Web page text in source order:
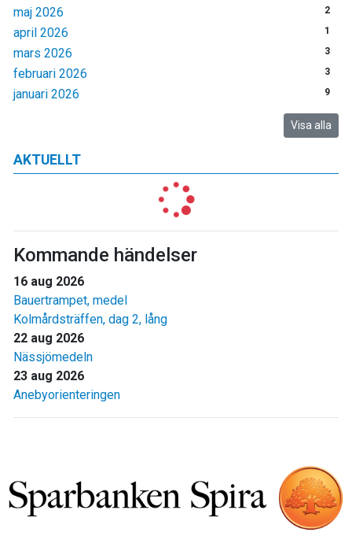
maj 2026 2
april 2026 1
mars 2026 3
februari 2026 3
januari 2026 9
Visa alla
AKTUELLT
Kommande händelser
16 aug 2026
Bauertrampet, medel
Kolmårdsträffen, dag 2, lång
22 aug 2026
Nässjömedeln
23 aug 2026
Anebyorienteringen